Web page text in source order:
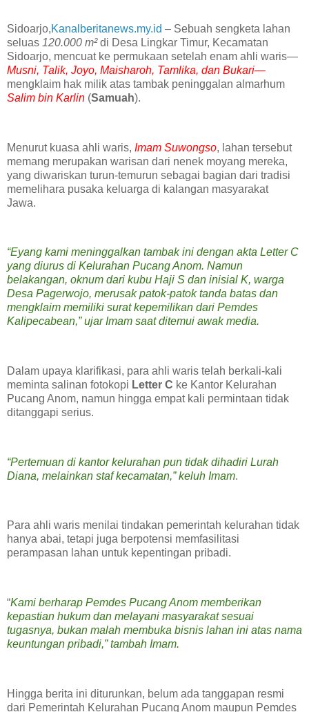
‎Sidoarjo,Kanalberitanews.my.id – Sebuah sengketa lahan
seluas 120.000 m²di Desa Lingkar Timur, Kecamatan
Sidoarjo, mencuat ke permukaan setelah enam ahli waris—
Musni, Talik, Joyo, Maisharoh, Tamlika, dan Bukari—
mengklaim hak milik atas tambak peninggalan almarhum
Salim bin Karlin (Samuah).
‎Menurut kuasa ahli waris, Imam Suwongso, lahan tersebut
memang merupakan warisan dari nenek moyang mereka,
yang diwariskan turun-temurun sebagai bagian dari tradisi
memelihara pusaka keluarga di kalangan masyarakat
Jawa.
‎“Eyang kami meninggalkan tambak ini dengan akta Letter C
yang diurus di Kelurahan Pucang Anom. Namun
belakangan, oknum dari kubu Haji S dan inisial K, warga
Desa Pagerwojo, merusak patok-patok tanda batas dan
mengklaim memiliki surat kepemilikan dari Pemdes
Kalipecabean,” ujar Imam saat ditemui awak media.
‎Dalam upaya klarifikasi, para ahli waris telah berkali-kali
meminta salinan fotokopi Letter C ke Kantor Kelurahan
Pucang Anom, namun hingga empat kali permintaan tidak
ditanggapi serius.
‎“Pertemuan di kantor kelurahan pun tidak dihadiri Lurah
Diana, melainkan staf kecamatan,” keluh Imam.
‎Para ahli waris menilai tindakan pemerintah kelurahan tidak
hanya abai, tetapi juga berpotensi memfasilitasi
perampasan lahan untuk kepentingan pribadi.
‎“Kami berharap Pemdes Pucang Anom memberikan
kepastian hukum dan melayani masyarakat sesuai
tugasnya, bukan malah membuka bisnis lahan ini atas nama
keuntungan pribadi,” tambah Imam.
‎Hingga berita ini diturunkan, belum ada tanggapan resmi
dari Pemerintah Kelurahan Pucang Anom maupun Pemdes